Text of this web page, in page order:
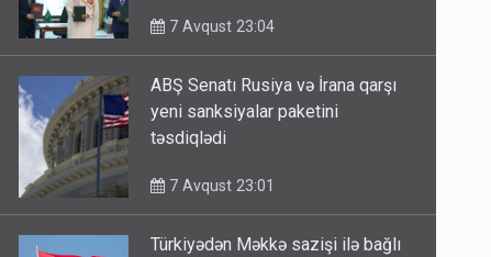
7 Avqust 23:04
ABŞ Senatı Rusiya və İrana qarşı
yeni sanksiyalar paketini
təsdiqlədi
7 Avqust 23:01
Türkiyədən Məkkə sazişi ilə bağlı